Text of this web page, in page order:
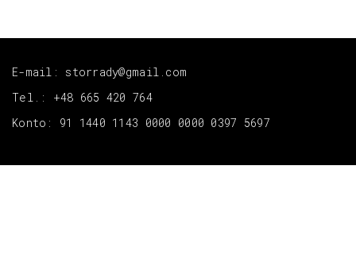
E-mail: storrady@gmail.com
Tel.: +48 665 420 764
Konto: 91 1440 1143 0000 0000 0397 5697